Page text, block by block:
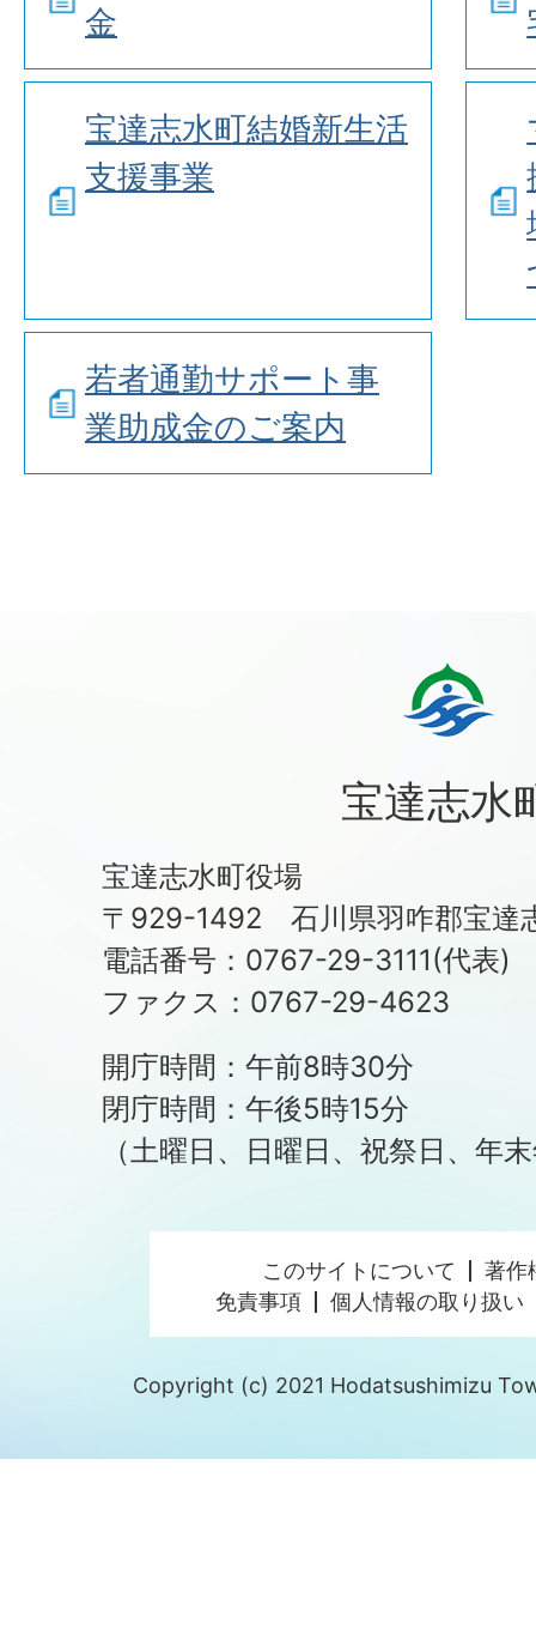
金
宝達志水町結婚新生活
支援事業
若者通勤サポート事
業助成金のご案内
宝達志水
宝達志水町役場
〒929-1492 石川県羽咋郡宝達
電話番号：0767-29-3111(代表)
ファクス：0767-29-4623
開庁時間：午前8時30分
閉庁時間：午後5時15分
（土曜日、日曜日、祝祭日、年
このサイトについて
著作
免責事項
個人情報の取り扱い
Copyright (c) 2021 Hodatsushimizu